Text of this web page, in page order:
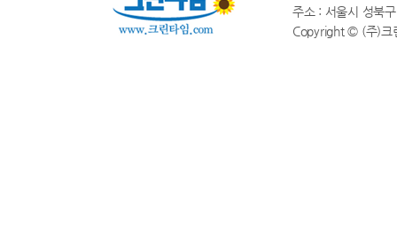
주소 : 서울시 성북
Copyright © (주)크